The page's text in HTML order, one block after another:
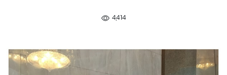
4,414